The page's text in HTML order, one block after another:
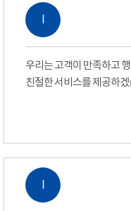
Ⅰ
우리는 고객이 만족하고
친절한 서비스를 제공하
Ⅰ